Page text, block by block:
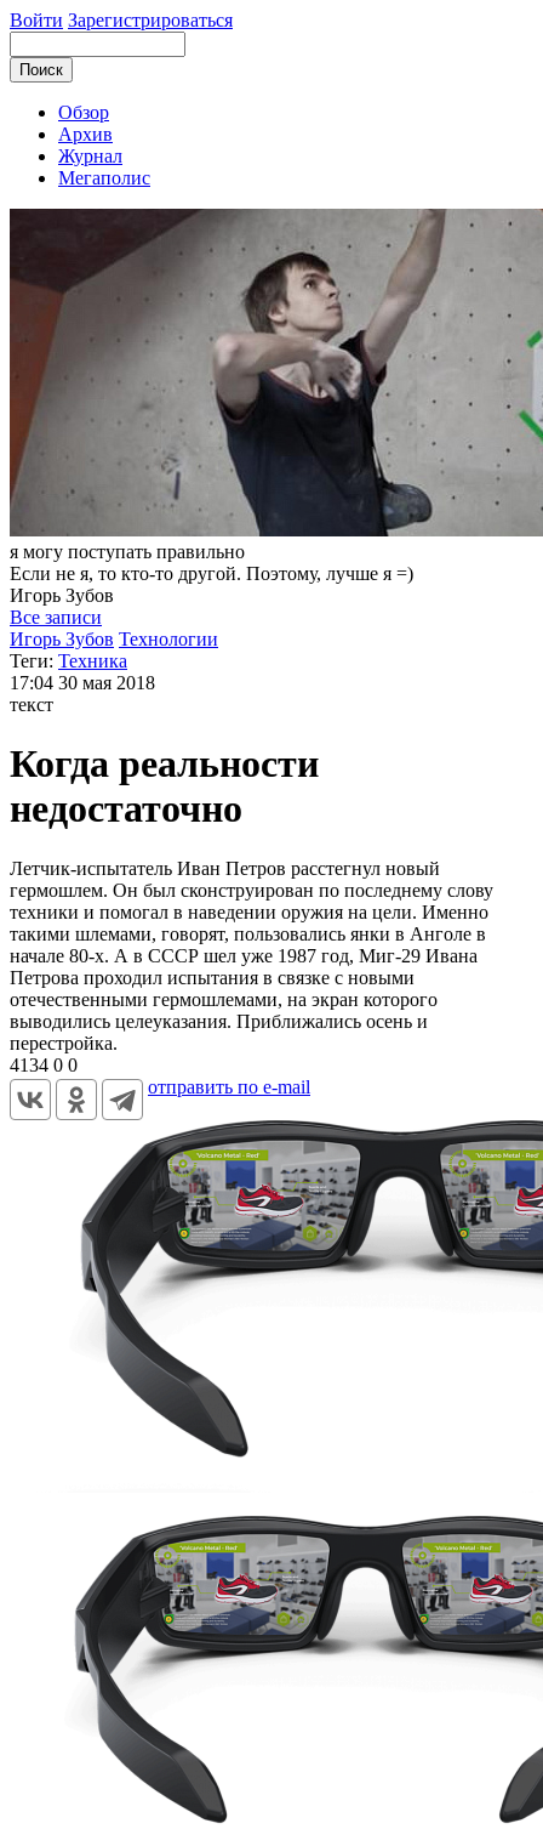
Войти Зарегистрироваться
Обзор
Архив
Журнал
Мегаполис
я могу поступать правильно
Если не я, то кто-то другой. Поэтому, лучше я =)
Игорь Зубов
Все записи
Игорь Зубов Технологии
Теги: Техника
17:04 30 мая 2018
текст
Когда реальности
недостаточно
Летчик-испытатель Иван Петров расстегнул новый
гермошлем. Он был сконструирован по последнему слову
техники и помогал в наведении оружия на цели. Именно
такими шлемами, говорят, пользовались янки в Анголе в
начале 80-х. А в СССР шел уже 1987 год, Миг-29 Ивана
Петрова проходил испытания в связке с новыми
отечественными гермошлемами, на экран которого
выводились целеуказания. Приближались осень и
перестройка.
4134 0 0
отправить по e-mail